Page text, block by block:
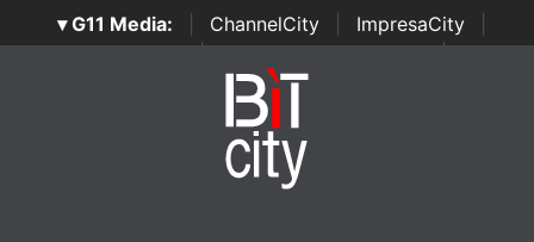
▾ G11 Media: ChannelCity ImpresaCity
SecurityOpenLab | Italian Channel Awards | Italian
Italian Security Awards